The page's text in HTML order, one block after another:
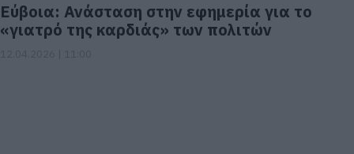
Εύβοια: Ανάσταση στην εφημερία για το
«γιατρό της καρδιάς» των πολιτών